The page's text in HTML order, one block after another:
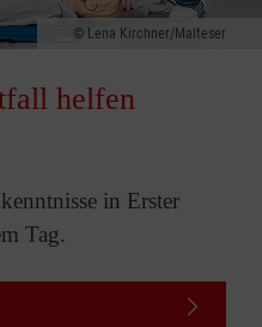
Lena Kirchner/Malteser
helfen
in Erster
Tag.